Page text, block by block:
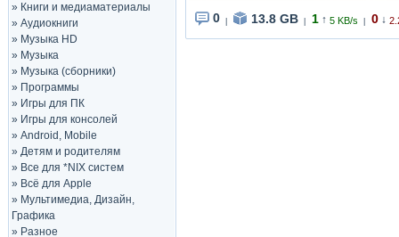
» Книги и медиаматериалы
» Аудиокниги
» Музыка HD
» Музыка
» Музыка (сборники)
» Программы
» Игры для ПК
» Игры для консолей
» Android, Mobile
» Детям и родителям
» Все для *NIX систем
» Всё для Apple
» Мультимедиа, Дизайн,
Графика
» Разное
0 13.8 GB 1 ↑ 5 KB/s 0 ↓